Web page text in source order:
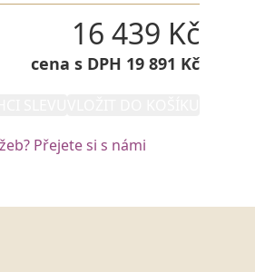
16 439 Kč
cena s DPH 19 891 Kč
Přejete si s námi